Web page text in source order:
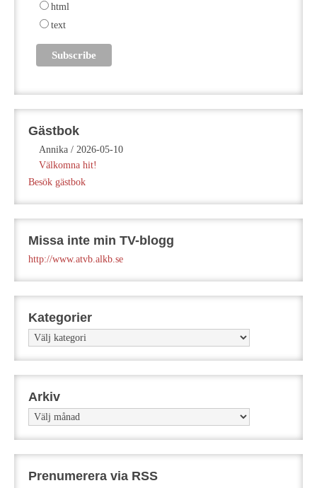
html
text
Gästbok
Annika / 2026-05-10
Välkomna hit!
Besök gästbok
Missa inte min TV-blogg
http://www.atvb.alkb.se
Kategorier
Kategorier
Arkiv
Arkiv
Prenumerera via RSS